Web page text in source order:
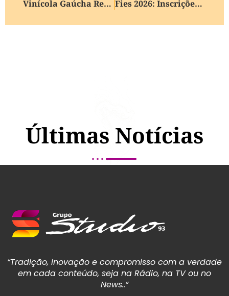
Vinícola Gaúcha Reúne Apreciadores De Vinho Para Uma Experiência Ao Entardecer Em Farroupilha Fies 2026: Inscrições Para O 2º Semestre Serão De 14 A 17 De Julho
Últimas Notícias
“Tradição, inovação e compromisso com a verdade
em cada conteúdo, seja na Rádio, na TV ou no
News..”